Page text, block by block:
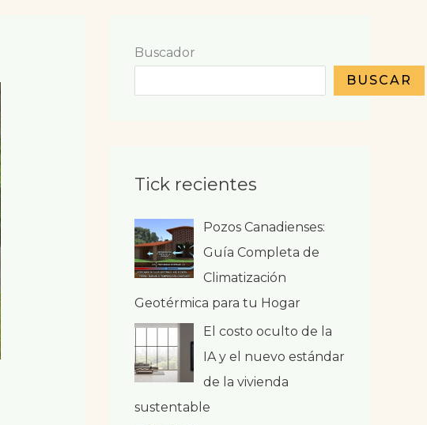
Buscador
BUSCAR
Tick recientes
Pozos Canadienses:
Guía Completa de
Climatización
Geotérmica para tu Hogar
El costo oculto de la
IA y el nuevo estándar
de la vivienda
sustentable